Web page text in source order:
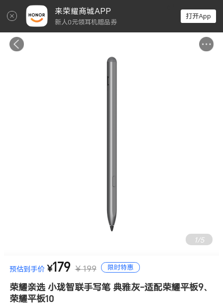
来荣耀商城APP
新人0元领耳机赠品券
打开App
1/5
适配荣耀平板9、荣耀平板X9 Pro、荣耀平板10、荣耀平板V9、荣
耀平板GT、荣耀平板Z6第二代、荣耀平板X10 Pro、荣耀平板10 Pr
o、荣耀护眼学习机 火火兔版
预估到手价 ¥179 ¥ 199 限时特惠
荣耀亲选 小珑智联手写笔 典雅灰-适配荣耀平板9、
荣耀平板10